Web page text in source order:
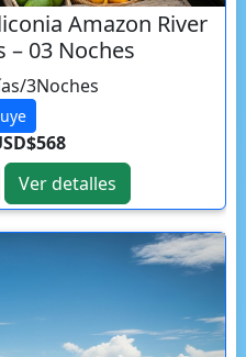
Amazon River
– 03 Noches
3Noches
Ver detalles